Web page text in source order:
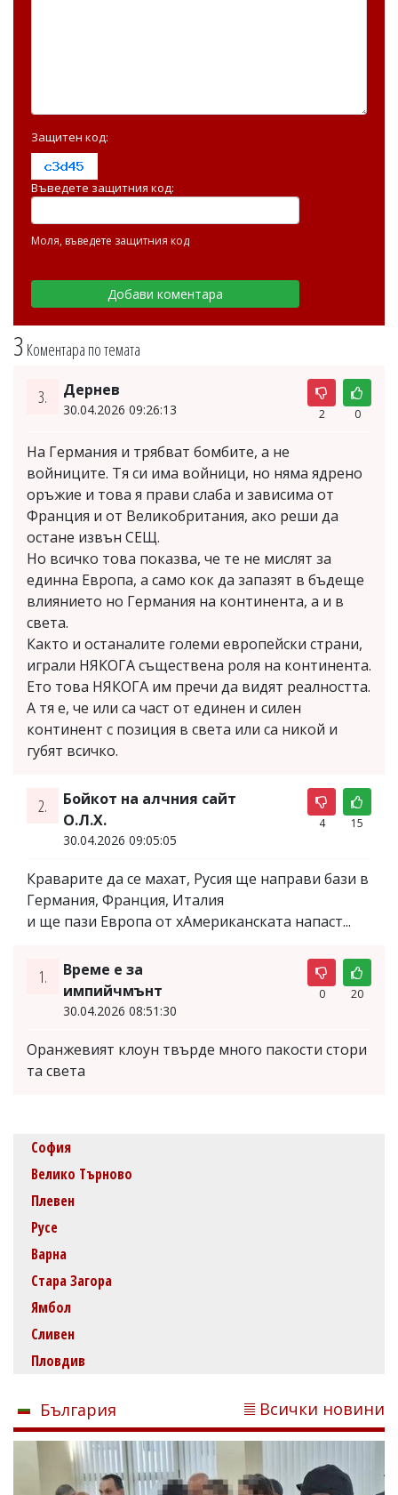
3 Коментара по темата
3. Дернев
30.04.2026 09:26:13 2 0
На Германия и трябват бомбите, а не
войниците. Тя си има войници, но няма ядрено
оръжие и това я прави слаба и зависима от
Франция и от Великобритания, ако реши да
остане извън СЕЩ.
Но всичко това показва, че те не мислят за
единна Европа, а само кок да запазят в бъдеще
влиянието но Германия на континента, а и в
света.
Както и останалите големи европейски страни,
играли НЯКОГА съществена роля на континента.
Ето това НЯКОГА им пречи да видят реалността.
А тя е, че или са част от единен и силен
континент с позиция в света или са никой и
губят всичко.
2.
Бойкот на алчния сайт
О.Л.Х.
30.04.2026 09:05:05
4 15
Краварите да се махат, Русия ще направи бази в
Германия, Франция, Италия
и ще пази Европа от хАмериканската напаст...
1.
Време е за
импийчмънт
30.04.2026 08:51:30
0 20
Оранжевият клоун твърде много пакости стори
та света
Защитен код:
Въведете защитния код:
Моля, въведете защитния код
София
Велико Търново
Плевен
Русе
Варна
Стара Загора
Ямбол
Сливен
Пловдив
България Всички новини